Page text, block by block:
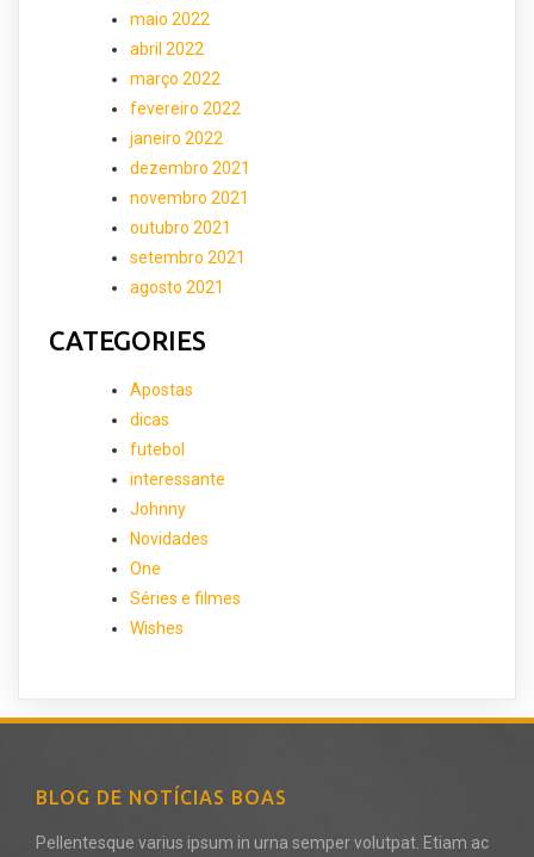
maio 2022
abril 2022
março 2022
fevereiro 2022
janeiro 2022
dezembro 2021
novembro 2021
outubro 2021
setembro 2021
agosto 2021
CATEGORIES
Apostas
dicas
futebol
interessante
Johnny
Novidades
One
Séries e filmes
Wishes
BLOG DE NOTÍCIAS BOAS
Pellentesque varius ipsum in urna semper volutpat. Etiam ac